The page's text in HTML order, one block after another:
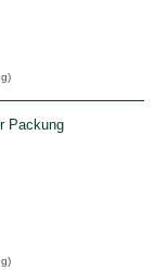
Packung